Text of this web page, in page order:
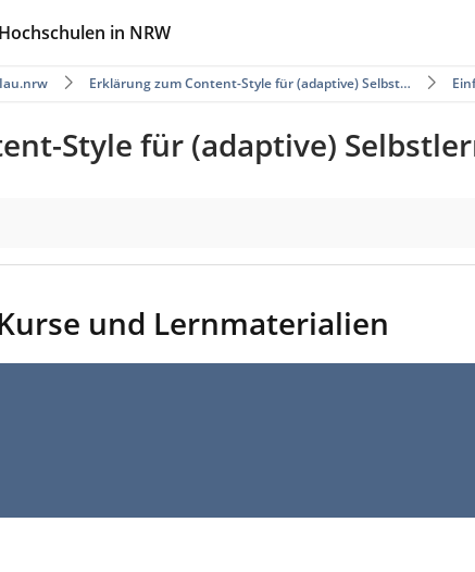
in NRW
Erklärung zum Content-Style für (adaptive) Selbst…
Style für (adaptive)
und Lernmaterialien